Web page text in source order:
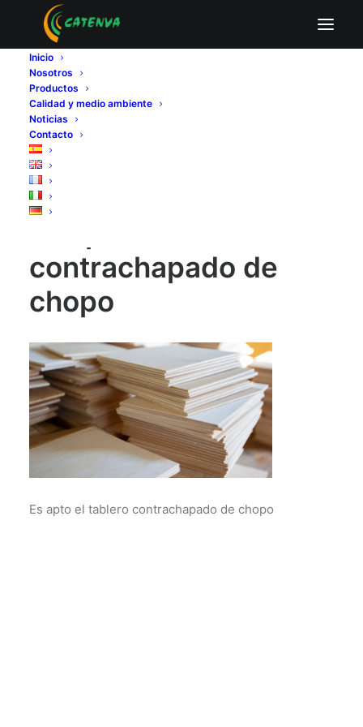
Inicio
Nosotros
Productos
Calidad y medio ambiente
Noticias
Contacto
Es apto el tablero contrachapado de chopo
¿Es apto el tablero contrachapado de chopo en la
construcción?
contrachapado de
chopo
Es apto el tablero contrachapado de chopo